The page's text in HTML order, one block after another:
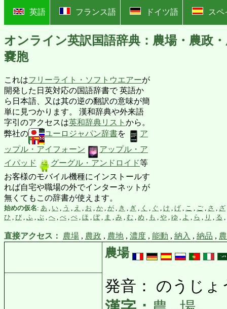
英語 フランス語 ドイツ語 スペ
オンライン英訳国語辞典：農場・農政
嚢胞
これはフリーライト・ソフトウエアーが
開発した日英対応の国語辞書で 英語か
ら日本語、又は其の逆の翻訳の意味が簡
単に見つかります。 漢和辞典や外来語
字引のアクセスは英和辞典リスト から。
弊社の
ユーロジャパン辞書を
ア
ップル・アイフォーン
アップル・ア
イパッド
グーグル・アンドロイド等
お客様のモバイル機種にインストールす
れば自宅や職場の外でインターネットが
無くてもこの辞書が使えます。
始めの仮名: あ い う え お か が き ぎ く ぐ け げ こ ご さ ざ
ひ
び ふ ぶ へ べ ぺ ほ ぼ, ま み む め も や ゆ よ ら り る
直接アクセス： 農場 , 農政 , 農地 , 濃度 , 能動 , 納入 , 納品 ,
農場
発音： のうじょ